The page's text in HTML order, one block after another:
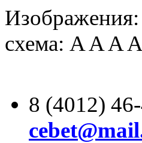
Изображения:
схема: AAAA
8 (4012)